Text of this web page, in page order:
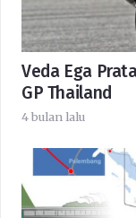
Veda Ega
GP Thailand
4 bulan lalu